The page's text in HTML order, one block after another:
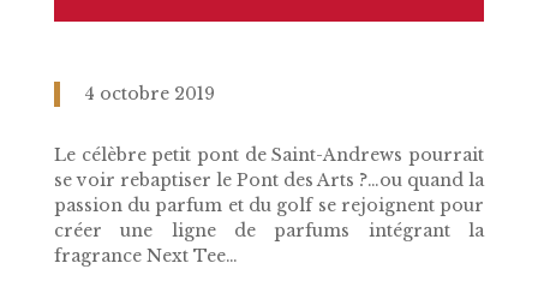
4 octobre 2019
Le célèbre petit pont de Saint-Andrews pourrait
se voir rebaptiser le Pont des Arts ?…ou quand la
passion du parfum et du golf se rejoignent pour
créer une ligne de parfums intégrant la
fragrance Next Tee…